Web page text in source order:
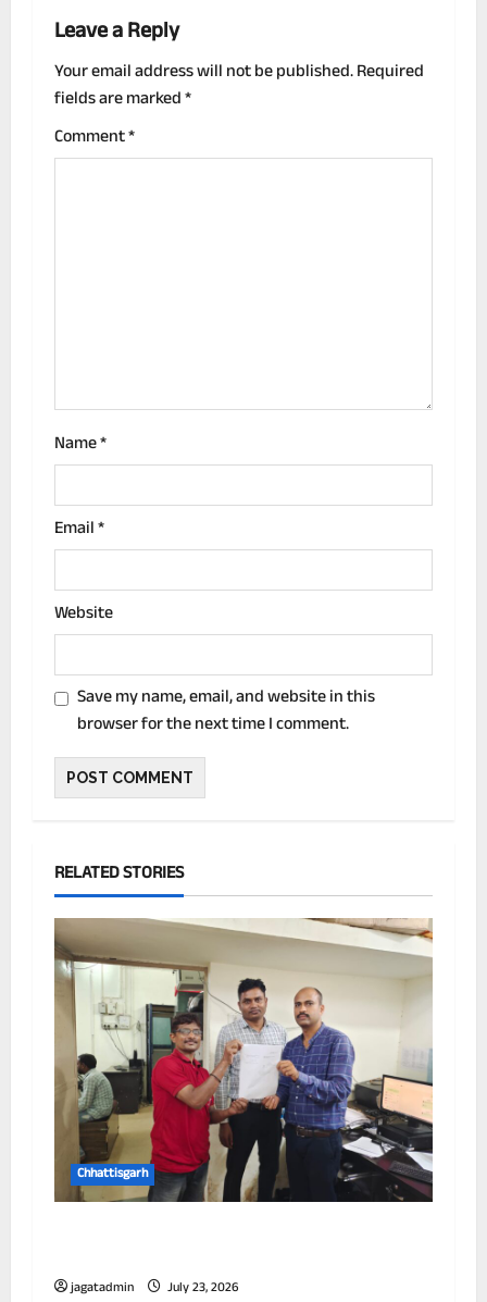
a
v
i
g
n
Leave a Reply
Your email address will not be published.Required
fields are marked*
Comment*
Name*
Email*
Website
Save my name, email, and website in this
browser for the next time I comment.
RELATED STORIES
Chhattisgarh
jagatadmin July 23, 2026